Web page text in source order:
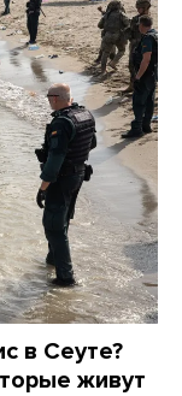
в Сеуте?
живут